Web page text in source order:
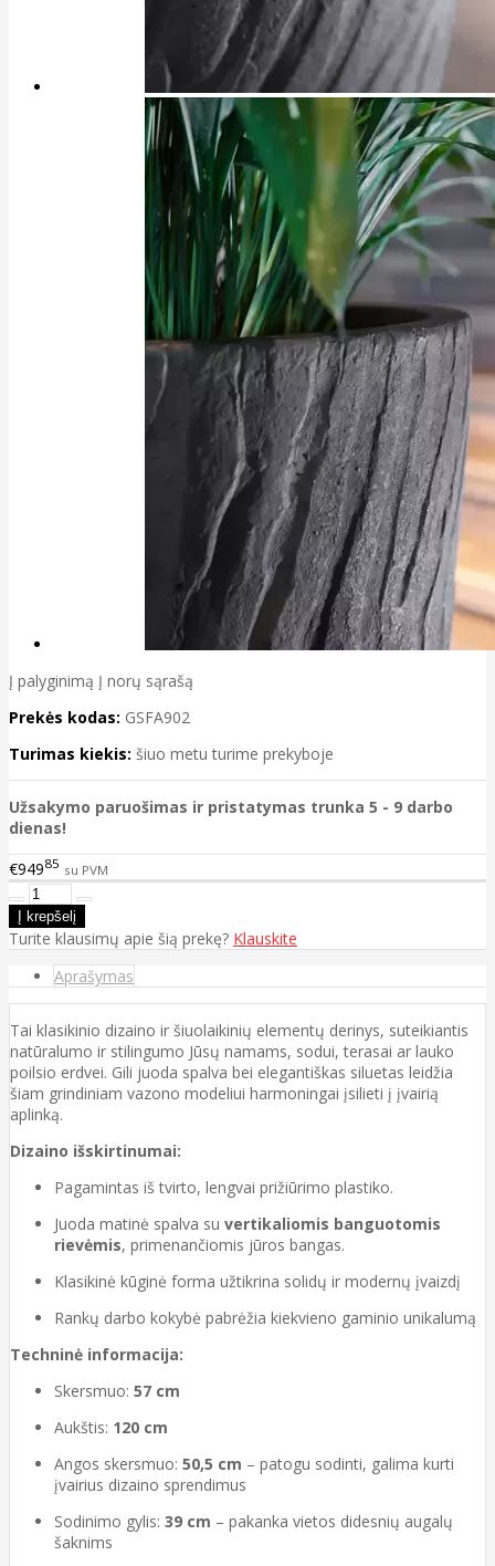
Į palyginimą Į norų sąrašą
Prekės kodas: GSFA902
Turimas kiekis: šiuo metu turime prekyboje
Užsakymo paruošimas ir pristatymas trunka 5 - 9 darbo
dienas!
€94985 su PVM
Turite klausimų apie šią prekę? Klauskite
Aprašymas
Tai klasikinio dizaino ir šiuolaikinių elementų derinys, suteikiantis
natūralumo ir stilingumo Jūsų namams, sodui, terasai ar lauko
poilsio erdvei. Gili juoda spalva bei elegantiškas siluetas leidžia
šiam grindiniam vazono modeliui harmoningai įsilieti į įvairią
aplinką.
Dizaino išskirtinumai:
Pagamintas iš tvirto, lengvai prižiūrimo plastiko.
Juoda matinė spalva su vertikaliomis banguotomis
rievėmis, primenančiomis jūros bangas.
Klasikinė kūginė forma užtikrina solidų ir modernų įvaizdį
Rankų darbo kokybė pabrėžia kiekvieno gaminio unikalumą
Techninė informacija:
Skersmuo: 57 cm
Aukštis: 120 cm
Angos skersmuo: 50,5 cm – patogu sodinti, galima kurti
įvairius dizaino sprendimus
Sodinimo gylis: 39 cm – pakanka vietos didesnių augalų
šaknims